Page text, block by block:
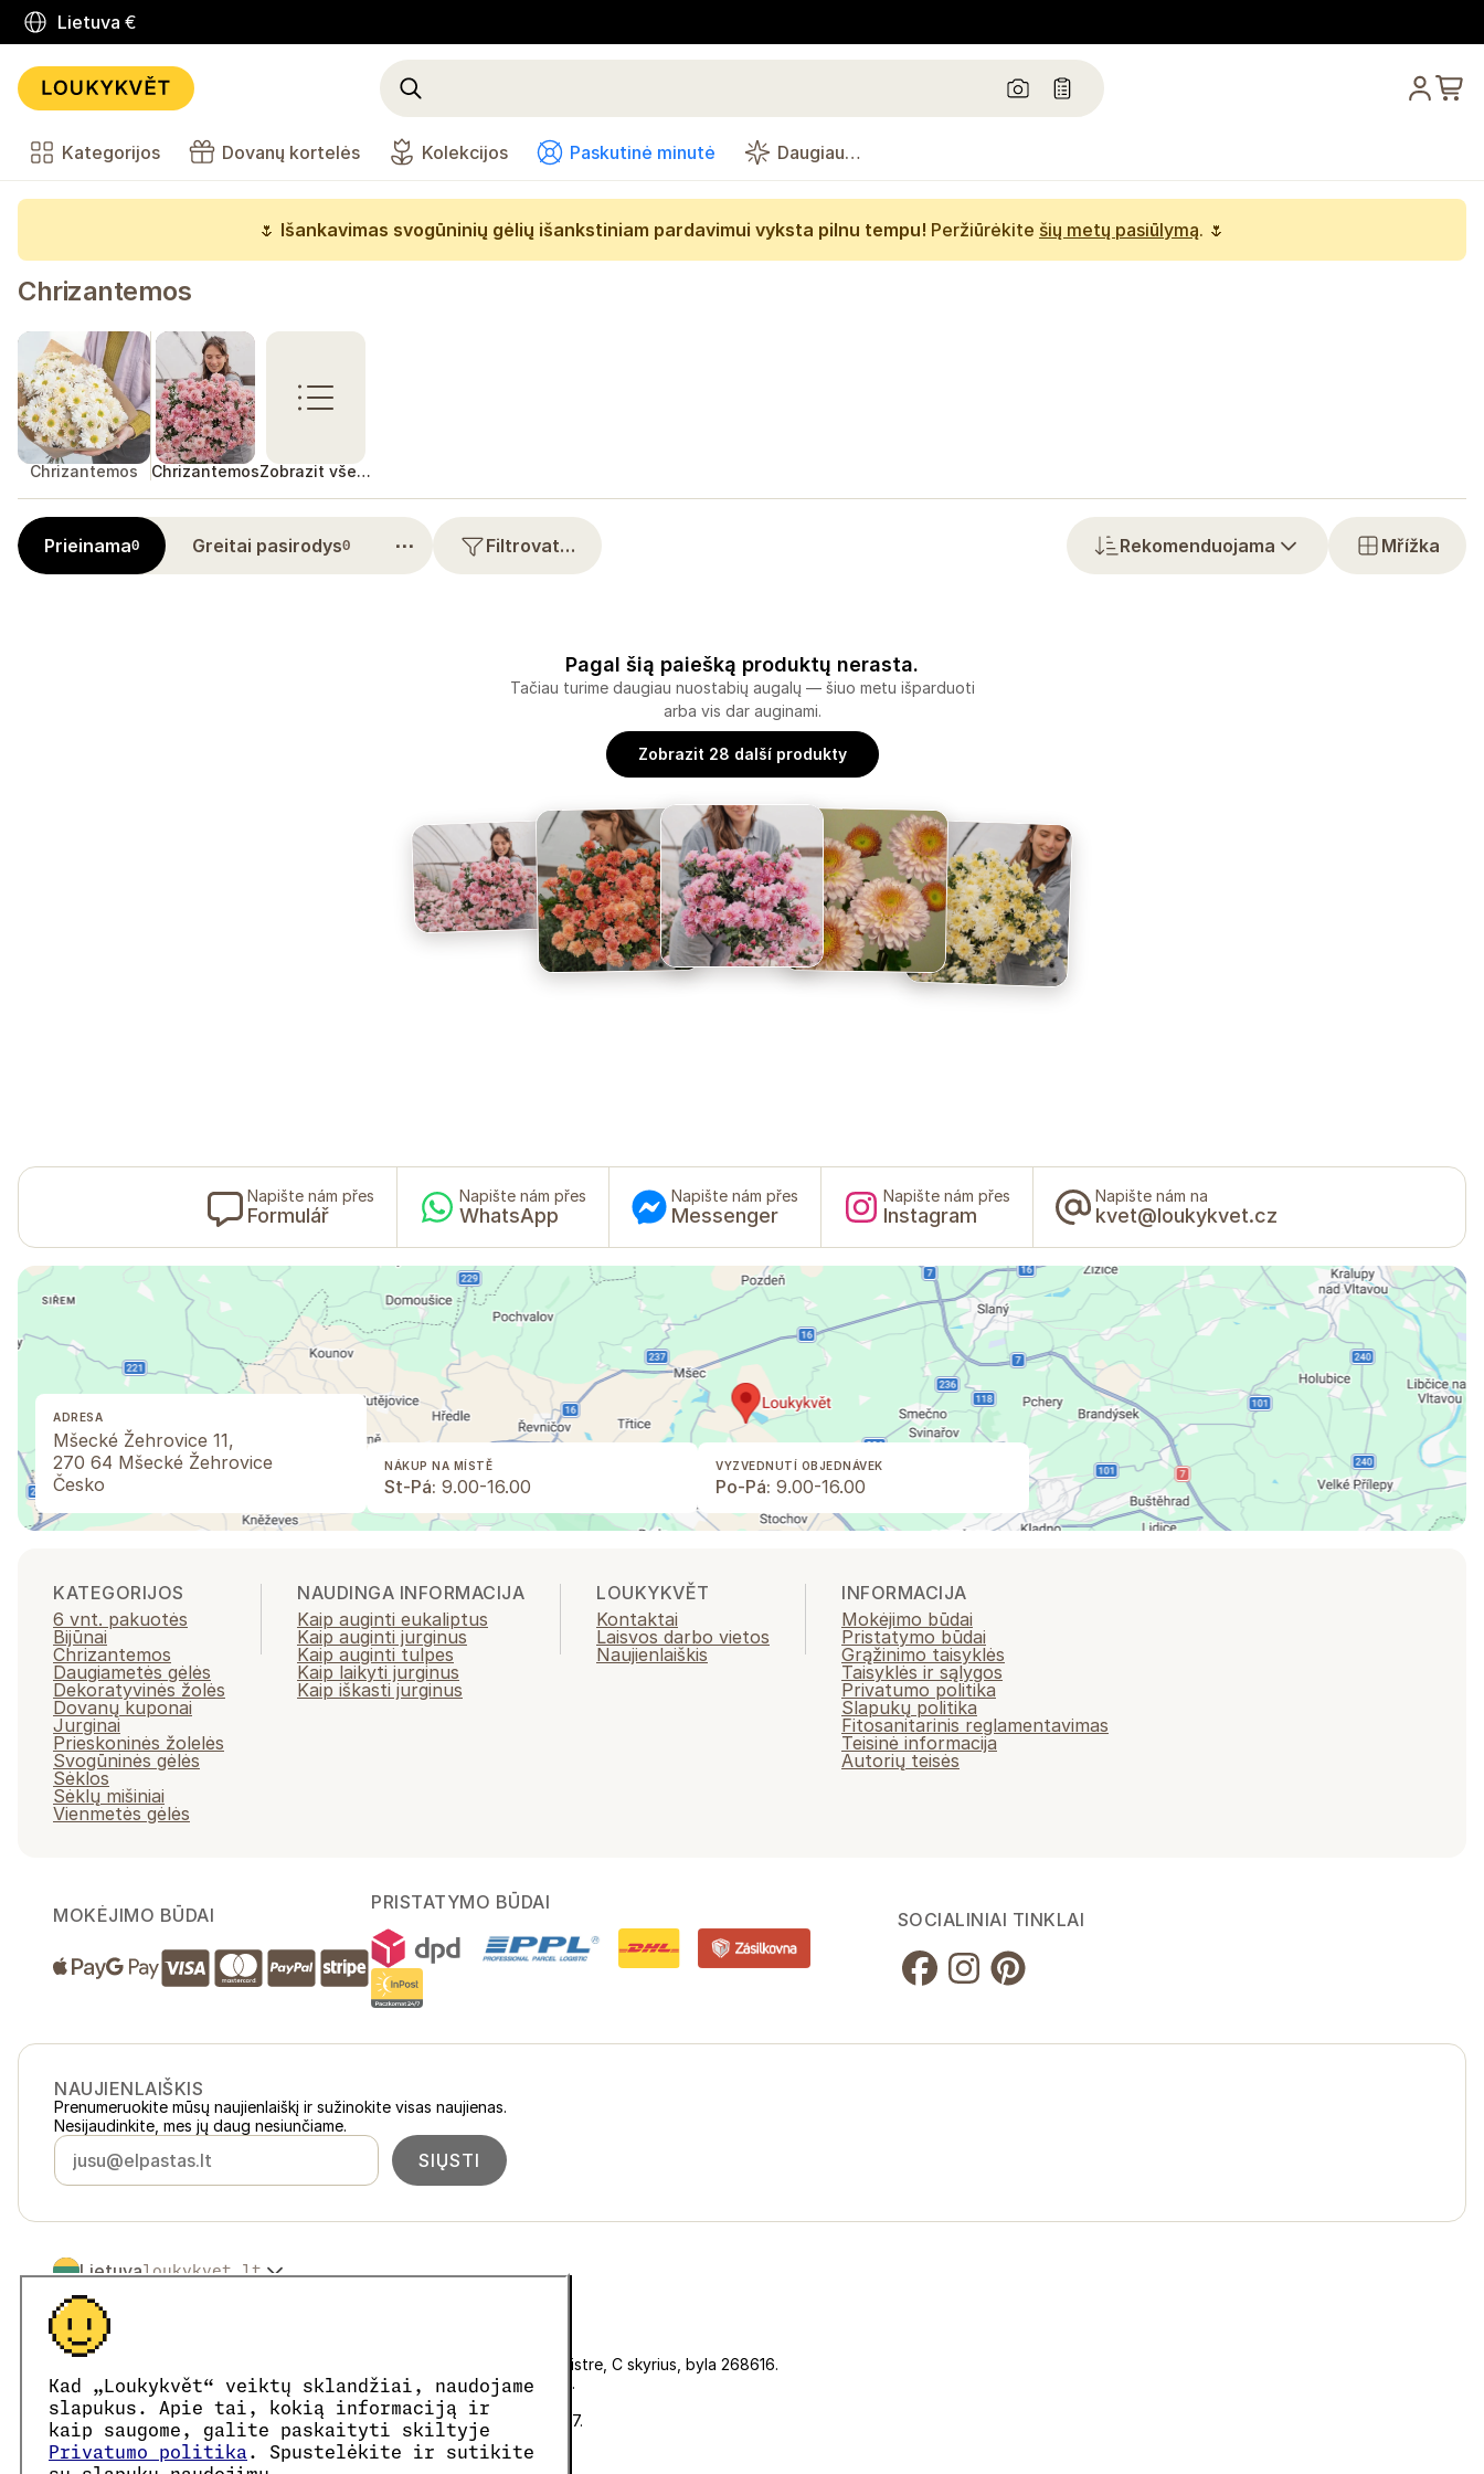
Kad „Loukykvět“ veiktų sklandžiai, naudojame
slapukus. Apie tai, kokią informaciją ir
kaip saugome, galite paskaityti skiltyje
Privatumo politika . Spustelėkite ir sutikite
Lietuva €
Kategorijos Dovanų kortelės Kolekcijos Paskutinė minutė Daugiau…
🌷 Išankavimas svogūninių gėlių išankstiniam pardavimui vyksta pilnu tempu! Peržiūrėkite šių metų pasiūlymą. 🌷
Chrizantemos
Chrizantemos ChrizantemosZobrazit vše…
Prieinama0 Greitai pasirodys0 ⋯ Filtrovat… Rekomenduojama Mřížka
Pagal šią paiešką produktų nerasta.
Tačiau turime daugiau nuostabių augalų — šiuo metu išparduoti
arba vis dar auginami.
Zobrazit 28 další produkty
Napište nám přes
Formulář
Napište nám přes
WhatsApp
Napište nám přes
Messenger
Napište nám přes
Instagram
Napište nám na
kvet@loukykvet.cz
ADRESA
Mšecké Žehrovice 11,
270 64 Mšecké Žehrovice
Česko
NÁKUP NA MÍSTĚ
St-Pá: 9.00-16.00
VYZVEDNUTÍ OBJEDNÁVEK
Po-Pá: 9.00-16.00
KATEGORIJOS
6 vnt. pakuotės
Bijūnai
Chrizantemos
Daugiametės gėlės
Dekoratyvinės žolės
Dovanų kuponai
Jurginai
Prieskoninės žolelės
Svogūninės gėlės
Sėklos
Sėklų mišiniai
Vienmetės gėlės
NAUDINGA INFORMACIJA
Kaip auginti eukaliptus
Kaip auginti jurginus
Kaip auginti tulpes
Kaip laikyti jurginus
Kaip iškasti jurginus
LOUKYKVĚT
Kontaktai
Laisvos darbo vietos
Naujienlaiškis
INFORMACIJA
Mokėjimo būdai
Pristatymo būdai
Grąžinimo taisyklės
Taisyklės ir sąlygos
Privatumo politika
Slapukų politika
Fitosanitarinis reglamentavimas
Teisinė informacija
Autorių teisės
MOKĖJIMO BŪDAI
PRISTATYMO BŪDAI
SOCIALINIAI TINKLAI
NAUJIENLAIŠKIS
Prenumeruokite mūsų naujienlaiškį ir sužinokite visas naujienas.
Nesijaudinkite, mes jų daug nesiunčiame.
SIŲSTI
Lietuvaloukykvet.lt
Česko
Slovensko
Polskaloukykvet.pl
Österreichloukykvet.at
Deutschland loukykvet.de
France loukykvet.fr
Belgiëloukykvet.be
© 2016 →
Loukykvět s.r.o. yra registruota Prahos miesto teismo komerciniame registre, C skyrius, byla 268616.
Dalyvaujame „EKO-KOM“ sistemoje, registracijos numeris EKF00180493.
Augalų pasams išduoti naudojame registracijos numerį 0636.
Mūsų įmonės kodas yra 05663687, PVM mokėtojo kodas – CZ05663687.
Duomenų dėžutės ID yra eng827q.
EORI kodas yra CZ05663687.